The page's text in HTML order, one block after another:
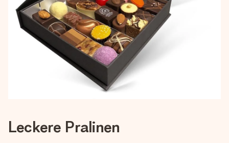
Leckere Pralinen